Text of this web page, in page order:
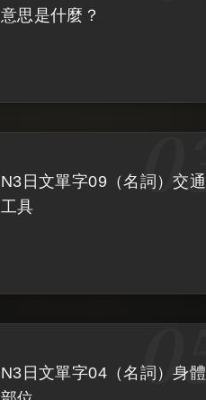
意思是什麼？
N3日文單字09（名詞）交通
工具
N3日文單字04（名詞）身體